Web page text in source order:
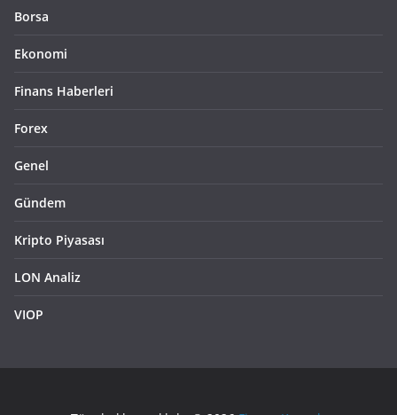
Borsa
Ekonomi
Finans Haberleri
Forex
Genel
Gündem
Kripto Piyasası
LON Analiz
VIOP